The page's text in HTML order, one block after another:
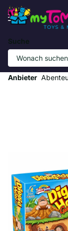
Suche
ab 3 Jahren
Anbieter